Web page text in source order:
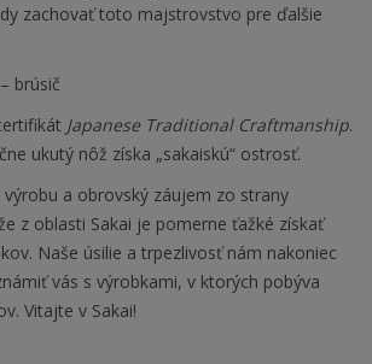
zachovať toto majstrovstvo pre ďalšie
– brúsič
Japanese Traditional Craftmanship.
ukutý nôž získa „sakaiskú“ ostrosť.
a obrovský záujem zo strany
z oblasti Sakai je pomerne ťažké získať
Naše úsilie a trpezlivosť nám nakoniec
vás s výrobkami, v ktorých pobýva
Vitajte v Sakai!